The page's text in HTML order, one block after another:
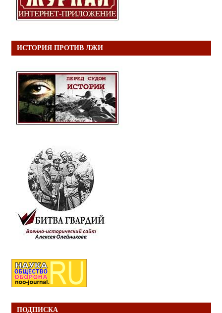
ИСТОРИЯ ПРОТИВ ЛЖИ
ПОДПИСКА